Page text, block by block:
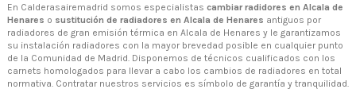
En Calderasairemadrid somos especialistas cambiar radidores en Alcala de
Henares o sustitución de radiadores en Alcala de Henares antiguos por
radiadores de gran emisión térmica en Alcala de Henares y le garantizamos
su instalación radiadores con la mayor brevedad posible en cualquier punto
de la Comunidad de Madrid. Disponemos de técnicos cualificados con los
carnets homologados para llevar a cabo los cambios de radiadores en total
normativa. Contratar nuestros servicios es símbolo de garantía y tranquilidad.